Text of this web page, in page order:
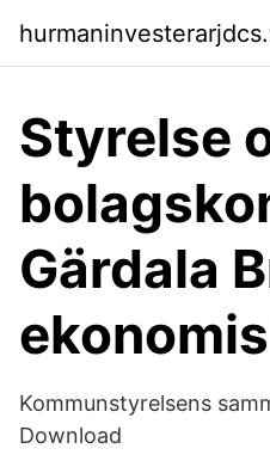
Styrelse
Gärdala
Kommunstyrelsens
Download